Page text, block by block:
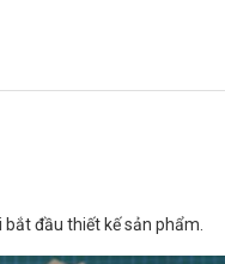
đầu thiết kế sản phẩm.